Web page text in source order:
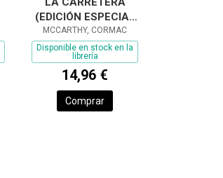
(EDICIÓN ESPECIAL
EN TAPA DURA)
MCCARTHY, CORMAC
Disponible en stock en la
librería
14,96 €
Comprar